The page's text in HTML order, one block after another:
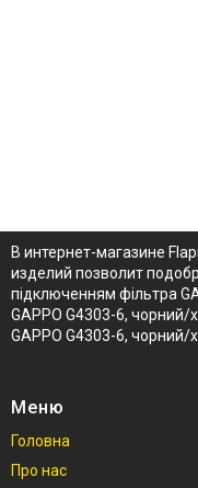
В интернет-магазине
изделий позволит
підключенням фільтра
GAPPO G4303-6,
GAPPO G4303-6,
Меню
Головна
Про нас